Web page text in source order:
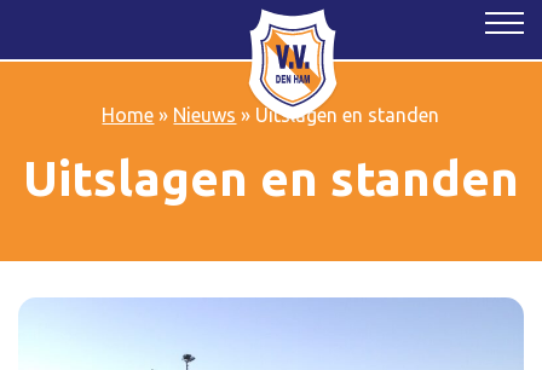
Home » Nieuws » Uitslagen en standen
Uitslagen en standen